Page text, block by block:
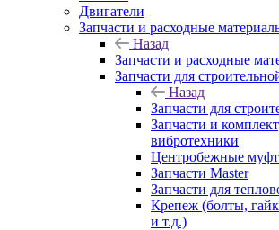
Двигатели
Запчасти и расходные
Назад
Запчасти и расходные
Запчасти для
Назад
Запчасти для
Запчасти и
вибротехники
Центробежные
Запчасти Master
Запчасти для
Крепеж (болты,
и т.д.)